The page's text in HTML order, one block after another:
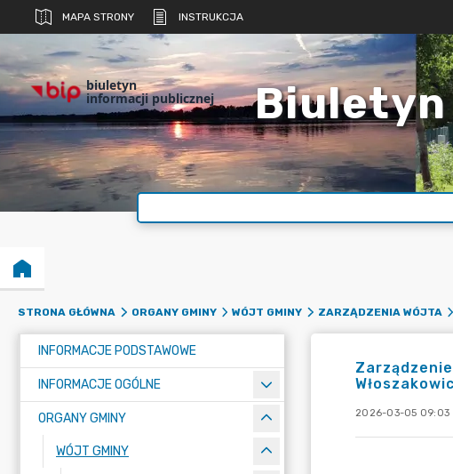
MAPA STRONY INSTRUKCJA
biuletyn
informacji publicznej
STRONA GŁÓWNA ORGANY GMINY WÓJT GMINY ZARZĄDZENIA WÓJTA
INFORMACJE PODSTAWOWE
INFORMACJE OGÓLNE
ORGANY GMINY
WÓJT GMINY
2026-03-05 09:03